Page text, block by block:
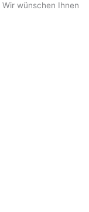
wünschen Ihnen